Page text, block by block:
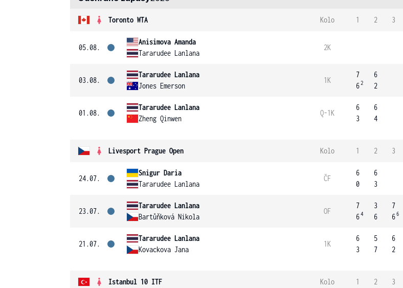
Toronto WTA Kolo 1 2 3
05.08.
Anisimova Amanda
Tararudee Lanlana
2K
03.08.
Tararudee Lanlana
Jones Emerson
1K
7
62
6
2
01.08.
Tararudee Lanlana
Zheng Qinwen
Q-1K
6
3
6
4
Livesport Prague Open Kolo 1 2 3
24.07.
Snigur Daria
Tararudee Lanlana
ČF
6
0
6
3
23.07.
Tararudee Lanlana
Bartůňková Nikola
OF
7
64
3
6
7
66
21.07.
Tararudee Lanlana
Kovackova Jana
1K
6
3
5
7
6
2
Istanbul 10 ITF Kolo 1 2 3